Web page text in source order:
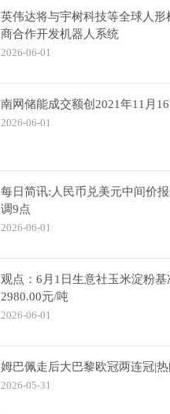
英伟达将与宇树科技等全球人形
商合作开发机器人系统
2026-06-01
南网储能成交额创2021年11月
2026-06-01
每日简讯:人民币兑美元中间价
调9点
2026-06-01
观点：6月1日生意社玉米淀粉基
2980.00元/吨
2026-06-01
姆巴佩走后大巴黎欧冠两连冠|热
2026-05-31